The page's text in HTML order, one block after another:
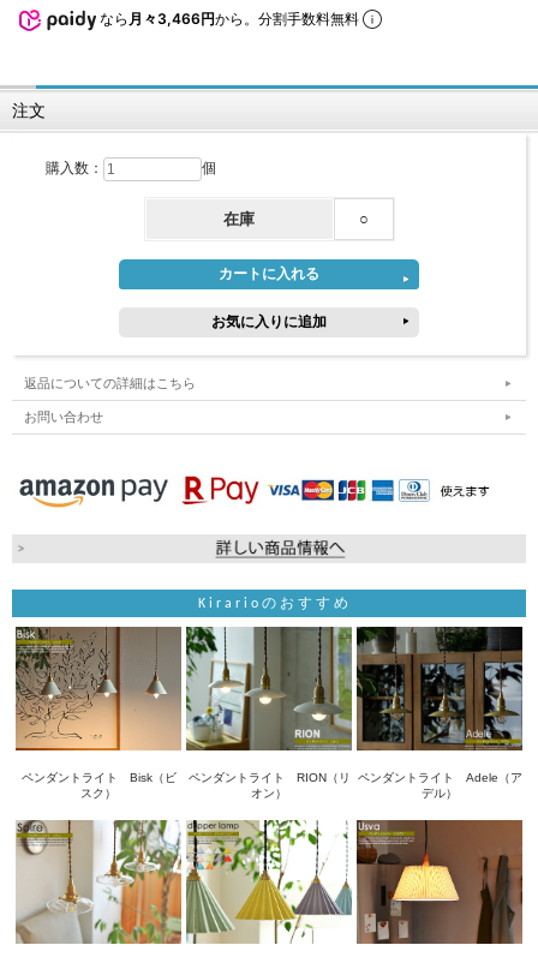
なら 月々3,466円から。分割手数料無料
注文
購入数： 個
在庫 ○
返品についての詳細はこちら
お問い合わせ
Kirarioのおすすめ
ペンダントライト Bisk（ビ
スク）
ペンダントライト RION（リ
オン）
ペンダントライト Adele（ア
デル）